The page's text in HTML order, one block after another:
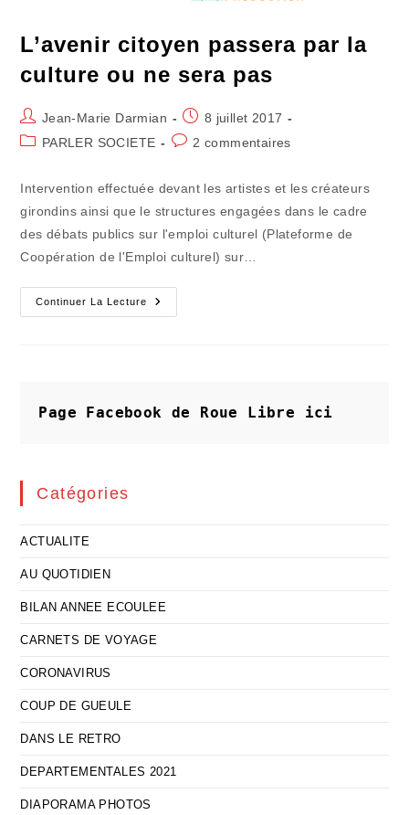
L’avenir citoyen passera par la
culture ou ne sera pas
Auteur/autrice
de
Jean-Marie Darmian
Publication
publiée :
8 juillet 2017
PostPARLER SOCIETE
Commentaires
2 commentaires
Intervention effectuée devant les artistes et les créateurs
girondins ainsi que le structures engagées dans le cadre
des débats publics sur l'emploi culturel (Plateforme de
Coopération de l'Emploi culturel) sur…
Continuer La Lecture
L’avenir
Citoyen
Sera
Pas
Page Facebook de Roue Libre ici
Catégories
ACTUALITE
AU QUOTIDIEN
BILAN ANNEE ECOULEE
CARNETS DE VOYAGE
CORONAVIRUS
COUP DE GUEULE
DANS LE RETRO
DEPARTEMENTALES 2021
DIAPORAMA PHOTOS